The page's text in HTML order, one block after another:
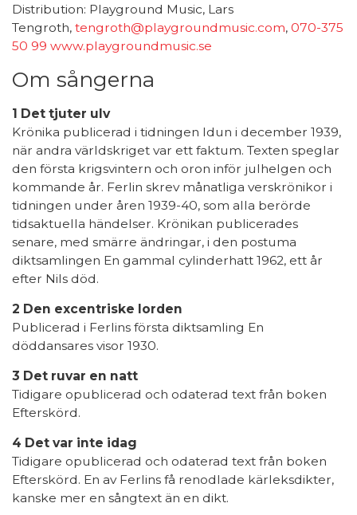
Distribution: Playground Music, Lars
Tengroth, tengroth@playgroundmusic.com, 070-375
50 99 www.playgroundmusic.se
Om sångerna
1 Det tjuter ulv
Krönika publicerad i tidningen Idun i december 1939,
när andra världskriget var ett faktum. Texten speglar
den första krigsvintern och oron inför julhelgen och
kommande år. Ferlin skrev månatliga verskrönikor i
tidningen under åren 1939-40, som alla berörde
tidsaktuella händelser. Krönikan publicerades
senare, med smärre ändringar, i den postuma
diktsamlingen En gammal cylinderhatt 1962, ett år
efter Nils död.
2 Den excentriske lorden
Publicerad i Ferlins första diktsamling En
döddansares visor 1930.
3 Det ruvar en natt
Tidigare opublicerad och odaterad text från boken
Efterskörd.
4 Det var inte idag
Tidigare opublicerad och odaterad text från boken
Efterskörd. En av Ferlins få renodlade kärleksdikter,
kanske mer en sångtext än en dikt.